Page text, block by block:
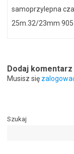
samoprzylepna
25m.32/23mm 905
Dodaj komentarz
Musisz się
Szukaj